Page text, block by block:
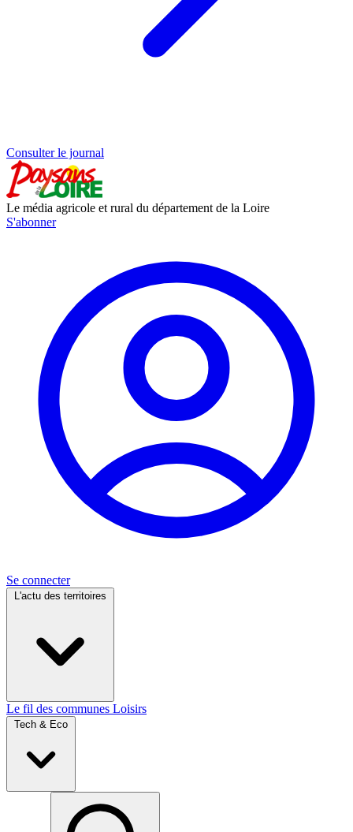
Consulter le journal
Le média agricole et rural du département de la Loire
S'abonner
Se connecter
L'actu des territoires
Le fil des communes Loisirs
Tech & Eco